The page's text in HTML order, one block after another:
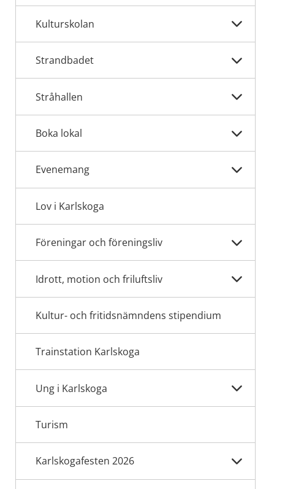
Kulturskolan
Strandbadet
Stråhallen
Boka lokal
Evenemang
Lov i Karlskoga
Föreningar och föreningsliv
Idrott, motion och friluftsliv
Kultur- och fritidsnämndens stipendium
Trainstation Karlskoga
Ung i Karlskoga
Turism
Karlskogafesten 2026